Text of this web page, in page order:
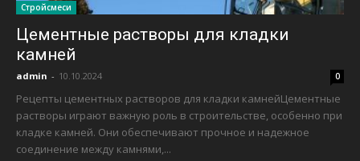
Стройсмеси
Цементные растворы для кладки
камней
admin - 10.10.2024 0
Рецепты цементных растворов для кладки камнейЦементные
растворы играют важную роль в строительстве, особенно при
кладке камней. Они обеспечивают прочное и надежное
соединение между камнями,...